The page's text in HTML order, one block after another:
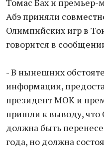
Томас Бах и
Абэ приняли
Олимпийских игр в
говорится в
- В нынешних
информации,
президент МОК и
пришли к выводу,
должна быть
года, но должна